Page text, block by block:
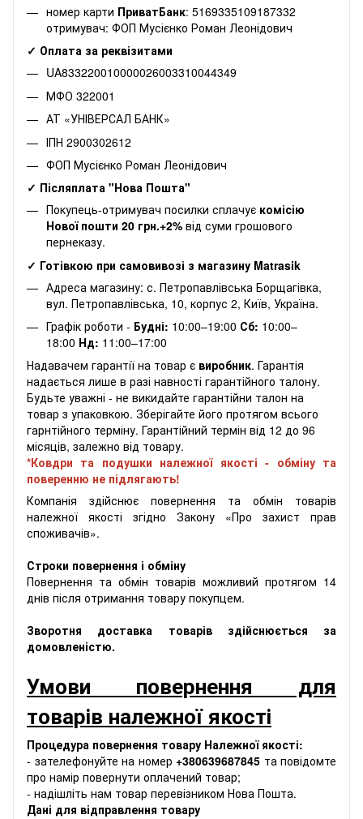
номер карти ПриватБанк: 5169335109187332
отримувач: ФОП Мусієнко Роман Леонідович
✓ Оплата за реквізитами
UA833220010000026003310044349
МФО 322001
АТ «УНІВЕРСАЛ БАНК»
ІПН 2900302612
ФОП Мусієнко Роман Леонідович
✓ Післяплата "Нова Пошта"
Покупець-отримувач посилки сплачує комісію
Нової пошти 20 грн.+2% від суми грошового
пернеказу.
✓ Готівкою при самовивозі з магазину Matrasik
Адреса магазину: с. Петропавлівська Борщагівка,
вул. Петропавлівська, 10, корпус 2, Київ, Україна.
Графік роботи - Будні: 10:00–19:00 Сб: 10:00–
18:00 Нд: 11:00–17:00
Надавачем гарантії на товар є виробник. Гарантія
надається лише в разі навності гарантійного талону.
Будьте уважні - не викидайте гарантійни талон на
товар з упаковкою. Зберігайте його протягом всього
гарнтійного терміну. Гарантійний термін від 12 до 96
місяців, залежно від товару.
*Ковдри та подушки належної якості - обміну та
поверенню не підлягають!
Компанія здійснює повернення та обмін товарів
належної якості згідно Закону «Про захист прав
споживачів».
Строки повернення і обміну
Повернення та обмін товарів можливий протягом 14
днів після отримання товару покупцем.
Зворотня доставка товарів здійснюється за
домовленістю.
Умови повернення для
товарів належної якості
Процедура повернення товару Належної якості:
- зателефонуйте на номер +380639687845 та повідомте
про намір повернути оплачений товар;
- надішліть нам товар перевізником Нова Пошта.
Дані для відправлення товару